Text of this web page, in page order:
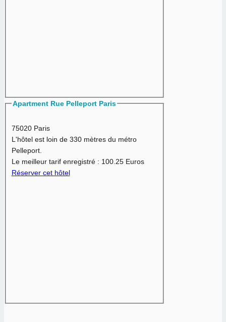
Apartment Rue Pelleport Paris
75020 Paris
L'hôtel est loin de 330 mètres du métro
Pelleport.
Le meilleur tarif enregistré : 100.25 Euros
Réserver cet hôtel